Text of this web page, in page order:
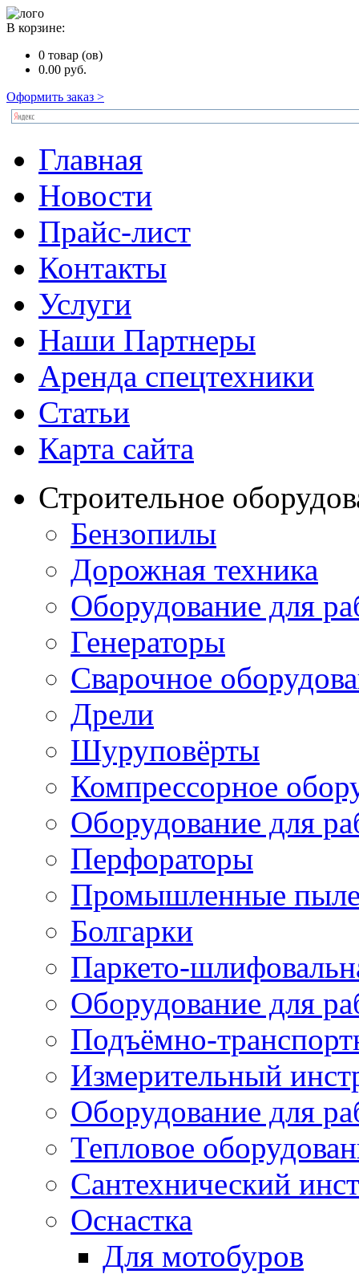
В корзине:
0 товар (ов)
0.00 руб.
Оформить заказ >
Главная
Новости
Прайс-лист
Контакты
Услуги
Наши Партнеры
Аренда спецтехники
Статьи
Карта сайта
Строительное
Бензопилы
Дорожная техника
Оборудование для
Генераторы
Сварочное
Дрели
Шуруповёрты
Компрессорное
Оборудование для
Перфораторы
Промышленные
Болгарки
Паркето-
Оборудование для
Подъёмно-
Измерительный
Оборудование для
Тепловое
Сантехнический
Оснастка
Для мотобуров